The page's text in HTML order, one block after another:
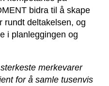
bidra til å skape
rundt deltakelsen, og
i planleggingen og
merkevarer
for å samle tusenvis